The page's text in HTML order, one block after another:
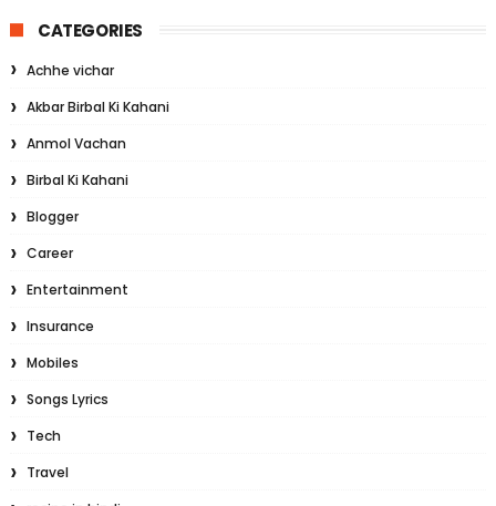
CATEGORIES
Achhe vichar
Akbar Birbal Ki Kahani
Anmol Vachan
Birbal Ki Kahani
Blogger
Career
Entertainment
Insurance
Mobiles
Songs Lyrics
Tech
Travel